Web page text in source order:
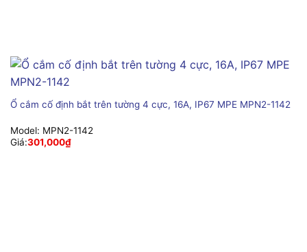
Ổ cắm cố định bắt trên tường 4 cực, 16A, IP67 MPE MPN2-1142
Model: MPN2-1142
Giá:301,000₫